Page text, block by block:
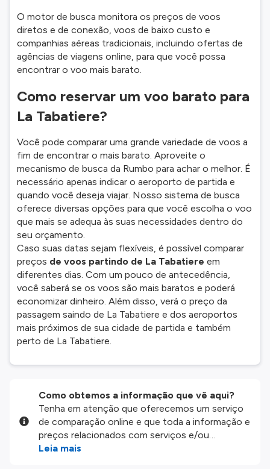
O motor de busca monitora os preços de voos
diretos e de conexão, voos de baixo custo e
companhias aéreas tradicionais, incluindo ofertas de
agências de viagens online, para que você possa
encontrar o voo mais barato.
Como reservar um voo barato para
La Tabatiere?
Você pode comparar uma grande variedade de voos a
fim de encontrar o mais barato. Aproveite o
mecanismo de busca da Rumbo para achar o melhor. É
necessário apenas indicar o aeroporto de partida e
quando você deseja viajar. Nosso sistema de busca
oferece diversas opções para que você escolha o voo
que mais se adequa às suas necessidades dentro do
seu orçamento.
Caso suas datas sejam flexíveis, é possível comparar
preços de voos partindo de La Tabatiere em
diferentes dias. Com um pouco de antecedência,
você saberá se os voos são mais baratos e poderá
economizar dinheiro. Além disso, verá o preço da
passagem saindo de La Tabatiere e dos aeroportos
mais próximos de sua cidade de partida e também
perto de La Tabatiere.
Como obtemos a informação que vê aqui?
Tenha em atenção que oferecemos um serviço
de comparação online e que toda a informação e
preços relacionados com serviços e/ou
produtos disponíveis no nosso website são
Leia mais